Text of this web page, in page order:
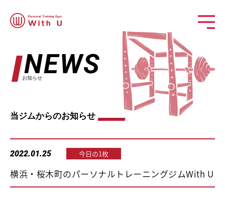
NEWS
お知らせ
当ジムからのお知らせ
2022.01.25 今日の1枚
横浜・桜木町のパーソナルトレーニングジムWith U